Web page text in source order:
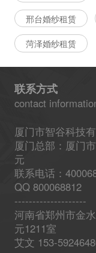
邢台婚纱租赁
菏泽婚纱租赁
联系方式
contact
厦门市智谷科技
厦门总部：厦门
元
联系电话：
QQ 800068812
--------------------
河南省郑州市金
元1211室
艾文 153-